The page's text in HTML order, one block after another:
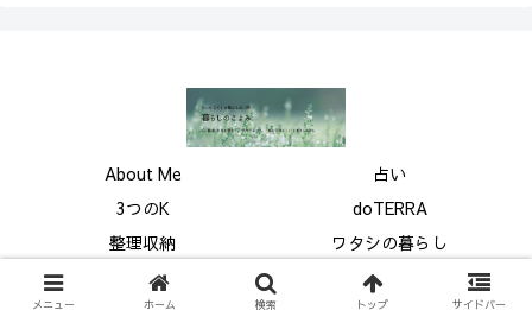
About Me
占い
3つのK
doTERRA
整理収納
ワタシの暮らし
© 2025 暮らしのこよみ.
メニュー ホーム 検索 トップ サイドバー